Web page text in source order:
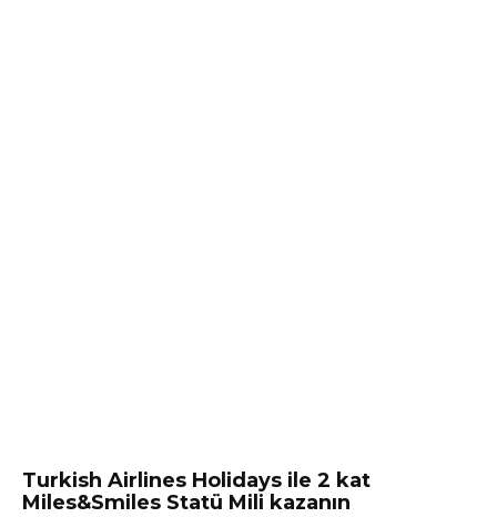
Turkish Airlines Holidays ile 2 kat
Miles&Smiles Statü Mili kazanın